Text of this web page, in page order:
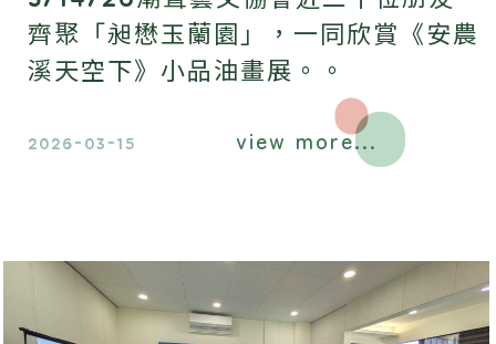
齊聚「昶懋玉蘭園」，一同欣賞《安農
溪天空下》小品油畫展。。
2026-03-15 view more...